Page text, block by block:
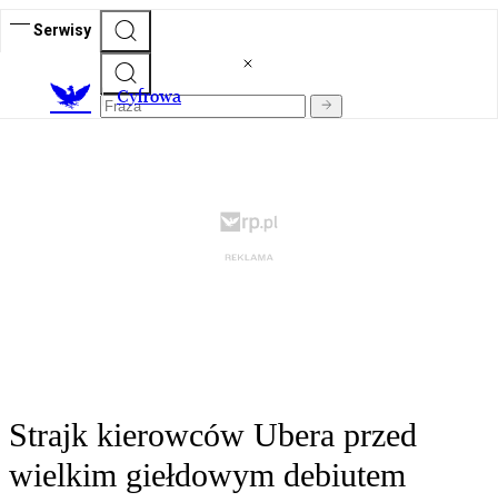
Serwisy
Cyfrowa
Strajk kierowców Ubera przed
wielkim giełdowym debiutem